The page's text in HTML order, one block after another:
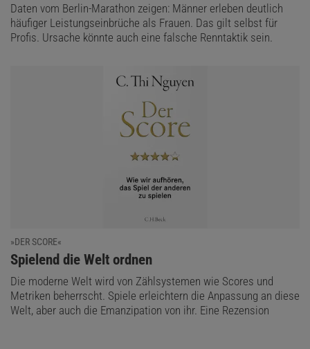
Daten vom Berlin-Marathon zeigen: Männer erleben deutlich
häufiger Leistungseinbrüche als Frauen. Das gilt selbst für
Profis. Ursache könnte auch eine falsche Renntaktik sein.
»DER SCORE«
:
Spielend die Welt ordnen
Die moderne Welt wird von Zählsystemen wie Scores und
Metriken beherrscht. Spiele erleichtern die Anpassung an diese
Welt, aber auch die Emanzipation von ihr. Eine Rezension